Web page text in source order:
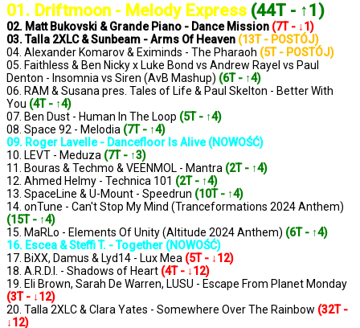
01. Driftmoon - Melody Express (44T - ↑1)
02. Matt Bukovski & Grande Piano - Dance Mission (7T - ↓1)
03. Talla 2XLC & Sunbeam - Arms Of Heaven (13T - POSTÓJ)
04. Alexander Komarov & Eximinds - The Pharaoh (5T - POSTÓJ)
05. Faithless & Ben Nicky x Luke Bond vs Andrew Rayel vs Paul
Denton - Insomnia vs Siren (AvB Mashup) (6T - ↑4)
06. RAM & Susana pres. Tales of Life & Paul Skelton - Better With
You (4T - ↑4)
07. Ben Dust - Human In The Loop (5T - ↑4)
08. Space 92 - Melodia (7T - ↑4)
09. Roger Lavelle - Dancefloor Is Alive (NOWOŚĆ)
10. LEVT - Meduza (7T - ↑3)
11. Bouras & Techmo & VEENMOL - Mantra (2T - ↑4)
12. Ahmed Helmy - Technica 101 (2T - ↑4)
13. SpaceLine & U-Mount - Speedrun (10T - ↑4)
14. onTune - Can't Stop My Mind (Tranceformations 2024 Anthem)
(15T - ↑4)
15. MaRLo - Elements Of Unity (Altitude 2024 Anthem) (6T - ↑4)
16. Escea & Steffi T. - Together (NOWOŚĆ)
17. BiXX, Damus & Lyd14 - Lux Mea (5T - ↓12)
18. A.R.D.I. - Shadows of Heart (4T - ↓12)
19. Eli Brown, Sarah De Warren, LUSU - Escape From Planet Monday
(3T - ↓12)
20. Talla 2XLC & Clara Yates - Somewhere Over The Rainbow (32T -
↓12)